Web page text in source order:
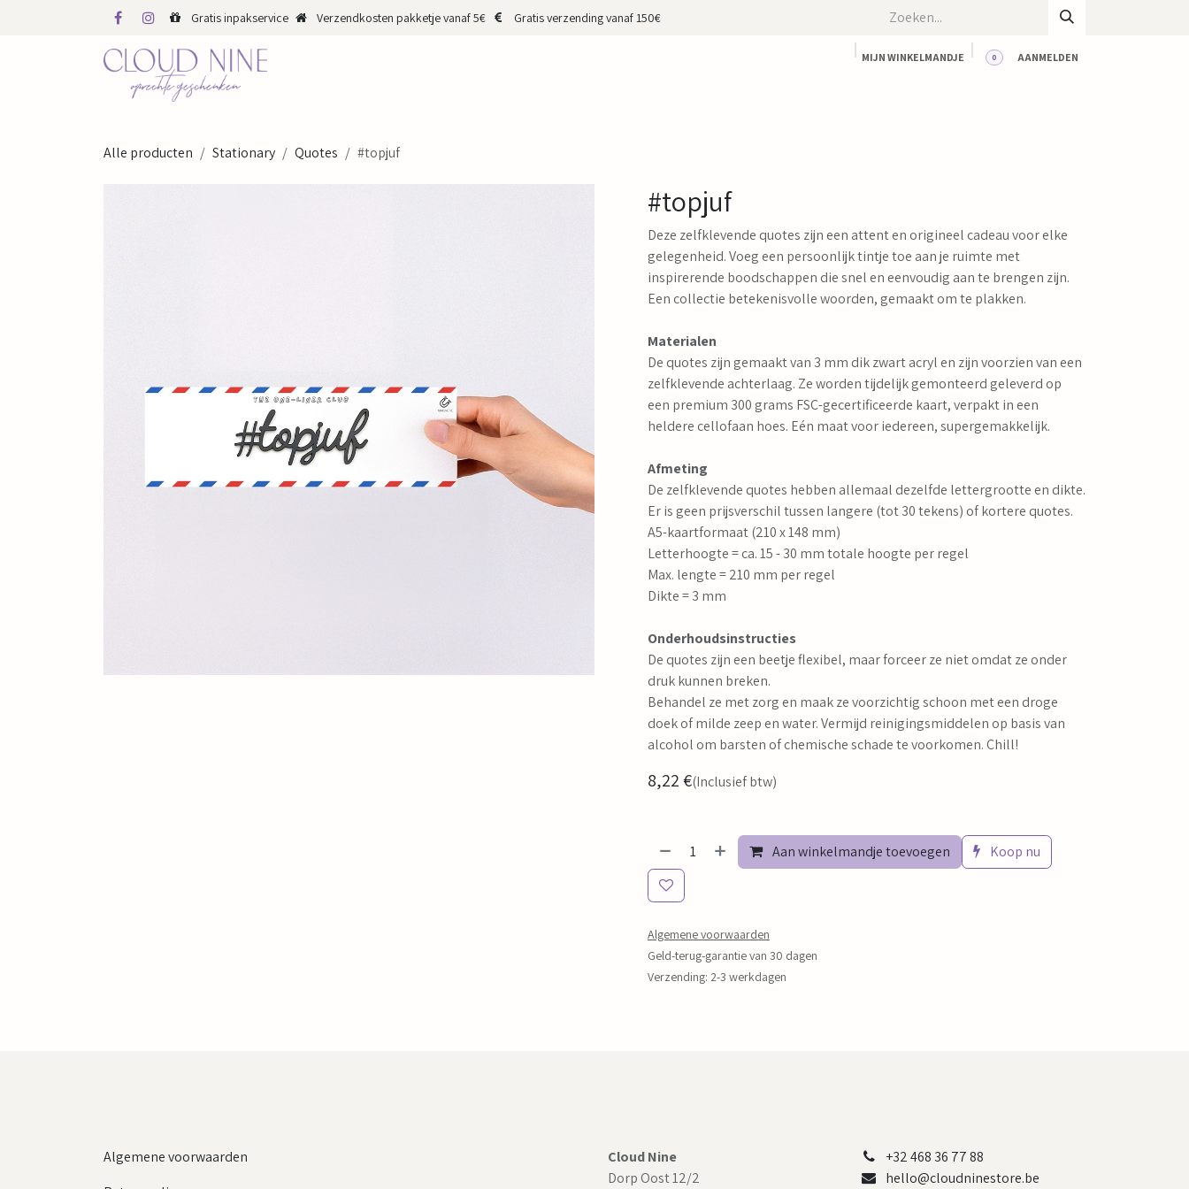
Overslaan naar inhoud Gratis inpakservice Verzendkosten pakketje vanaf 5€ Gratis verzending vanaf 150€
MIJN WINKELMANDJE 0 AANMELDEN
Alle producten Stationary Quotes #topjuf
#topjuf
Deze zelfklevende quotes zijn een attent en origineel cadeau voor elke
gelegenheid. Voeg een persoonlijk tintje toe aan je ruimte met
inspirerende boodschappen die snel en eenvoudig aan te brengen zijn.
Een collectie betekenisvolle woorden, gemaakt om te plakken.
Materialen
De quotes zijn gemaakt van 3 mm dik zwart acryl en zijn voorzien van een
zelfklevende achterlaag. Ze worden tijdelijk gemonteerd geleverd op
een premium 300 grams FSC-gecertificeerde kaart, verpakt in een
heldere cellofaan hoes. Eén maat voor iedereen, supergemakkelijk.
Afmeting
De zelfklevende quotes hebben allemaal dezelfde lettergrootte en dikte.
Er is geen prijsverschil tussen langere (tot 30 tekens) of kortere quotes.
A5-kaartformaat (210 x 148 mm)
Letterhoogte = ca. 15 - 30 mm totale hoogte per regel
Max. lengte = 210 mm per regel
Dikte = 3 mm
Onderhoudsinstructies
De quotes zijn een beetje flexibel, maar forceer ze niet omdat ze onder
druk kunnen breken.
Behandel ze met zorg en maak ze voorzichtig schoon met een droge
doek of milde zeep en water. Vermijd reinigingsmiddelen op basis van
alcohol om barsten of chemische schade te voorkomen. Chill!
8,22€(Inclusief btw)
Aan winkelmandje toevoegen Koop nu
Algemene voorwaarden
Geld-terug-garantie van 30 dagen
Verzending: 2-3 werkdagen
Algemene voorwaarden
Cloud Nine
Dorp Oost 12/2
+32 468 36 77 88
hello@cloudninestore.be